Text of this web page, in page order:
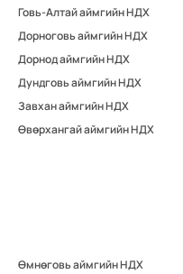
Говь-Алтай аймгийн НДХ
Дорноговь аймгийн НДХ
Дорнод аймгийн НДХ
Дундговь аймгийн НДХ
Завхан аймгийн НДХ
Өвөрхангай аймгийн НДХ
Өмнөговь аймгийн НДХ